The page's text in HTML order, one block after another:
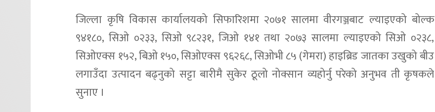
जिल्ला कृषि विकास कार्यालयको सिफारिशमा २०७१ सालमा वीरगञ्जबाट ल्याइएको बोल्क
९४१८०, सिओ ०२३३, सिओ ९८२३१, जिओ १४१ तथा २०७३ सालमा ल्याइएको सिओ ०२३८,
सिओएक्स १५२, बिओ १५०, सिओएक्स ९६२६८, सिओभी ८५ (गेमरा) हाइब्रिड जातका उखुको बीउ
लगाउँदा उत्पादन बढ्नुको सट्टा बारीमै सुकेर ठूलो नोक्सान व्यहोर्नु परेको अनुभव ती कृषकले
सुनाए ।